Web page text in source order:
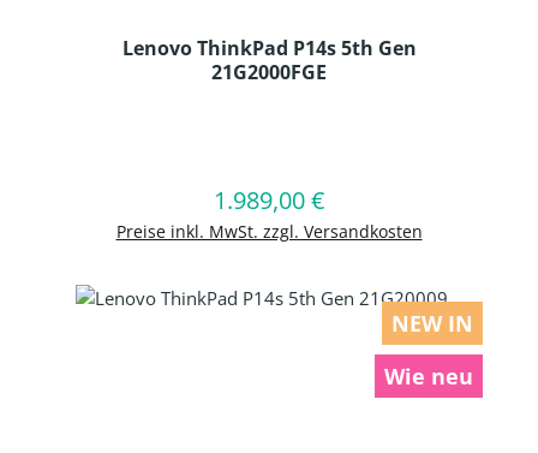
Lenovo ThinkPad P14s 5th Gen
21G2000FGE
Regulärer Preis:
1.989,00 €
Preise inkl. MwSt. zzgl. Versandkosten
In den Warenkorb
NEW IN
Wie neu